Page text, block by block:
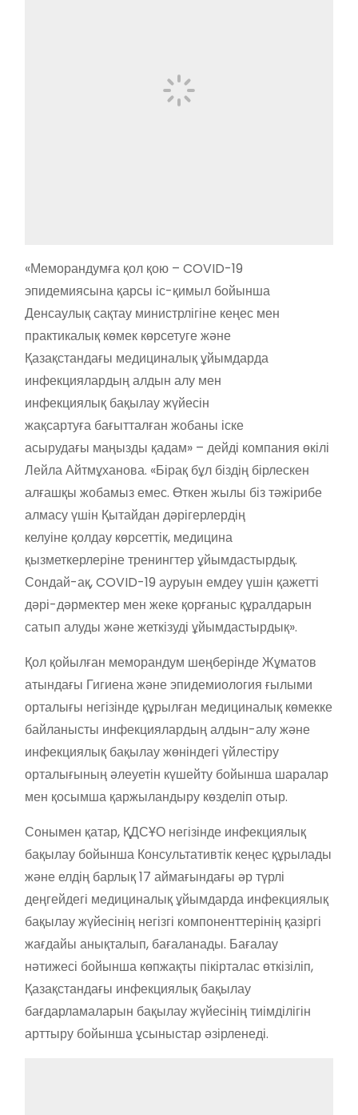
«Меморандумға қол қою – COVID-19
эпидемиясына қарсы іс-қимыл бойынша
Денсаулық сақтау министрлігіне кеңес мен
практикалық көмек көрсетуге және
Қазақстандағы медициналық ұйымдарда
инфекциялардың алдын алу мен
инфекциялық бақылау жүйесін
жақсартуға бағытталған жобаны іске
асырудағы маңызды қадам» – дейді компания өкілі
Лейла Айтмұханова. «Бірақ бұл біздің бірлескен
алғашқы жобамыз емес. Өткен жылы біз тәжірибе
алмасу үшін Қытайдан дәрігерлердің
келуіне қолдау көрсеттік, медицина
қызметкерлеріне тренингтер ұйымдастырдық.
Сондай-ақ, COVID-19 ауруын емдеу үшін қажетті
дәрі-дәрмектер мен жеке қорғаныс құралдарын
сатып алуды және жеткізуді ұйымдастырдық».
Қол қойылған меморандум шеңберінде Жұматов
атындағы Гигиена және эпидемиология ғылыми
орталығы негізінде құрылған медициналық көмекке
байланысты инфекциялардың алдын-алу және
инфекциялық бақылау жөніндегі үйлестіру
орталығының әлеуетін күшейту бойынша шаралар
мен қосымша қаржыландыру көзделіп отыр.
Сонымен қатар, ҚДСҰО негізінде инфекциялық
бақылау бойынша Консультативтік кеңес құрылады
және елдің барлық 17 аймағындағы әр түрлі
деңгейдегі медициналық ұйымдарда инфекциялық
бақылау жүйесінің негізгі компоненттерінің қазіргі
жағдайы анықталып, бағаланады. Бағалау
нәтижесі бойынша көпжақты пікірталас өткізіліп,
Қазақстандағы инфекциялық бақылау
бағдарламаларын бақылау жүйесінің тиімділігін
арттыру бойынша ұсыныстар әзірленеді.